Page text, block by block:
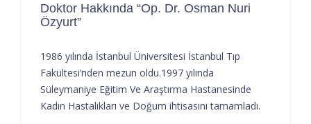
Doktor Hakkında “Op. Dr. Osman Nuri
Özyurt”
1986 yılında İstanbul Üniversitesi İstanbul Tıp
Fakültesi’nden mezun oldu.1997 yılında
Süleymaniye Eğitim Ve Araştırma Hastanesinde
Kadın Hastalıkları ve Doğum ihtisasını tamamladı.